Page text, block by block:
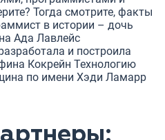
Тогда смотрите, факты
в истории – дочь
Ада Лавлейс
и построила
Кокрейн Технологию
по имени Хэди Ламарр